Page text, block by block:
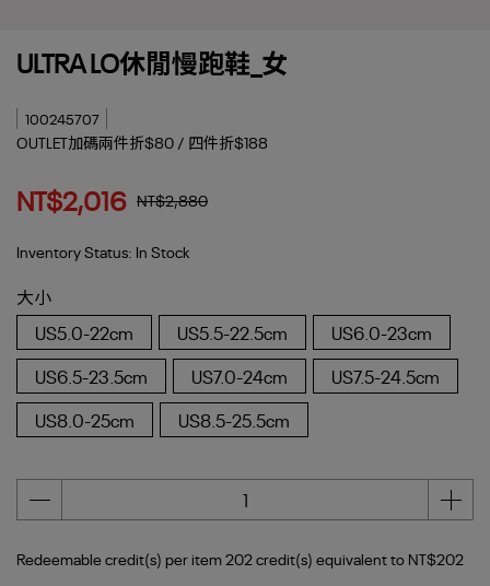
ULTRA LO休閒慢跑鞋_女
100245707
OUTLET加碼兩件折$80 / 四件折$188
NT$2,016 NT$2,880
Inventory Status: In Stock
大小
US5.0-22cm
US5.5-22.5cm
US6.0-23cm
US6.5-23.5cm
US7.0-24cm
US7.5-24.5cm
US8.0-25cm
US8.5-25.5cm
Redeemable credit(s) per item202credit(s) equivalent to NT$202